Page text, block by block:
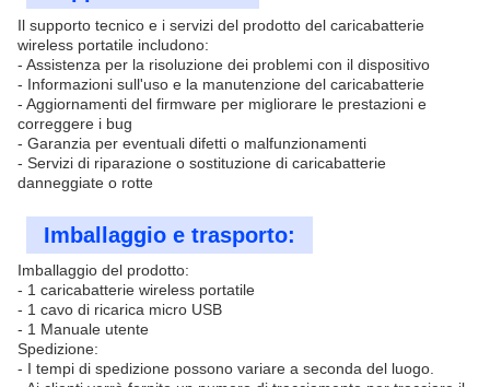
Il supporto tecnico e i servizi del prodotto del caricabatterie
wireless portatile includono:
- Assistenza per la risoluzione dei problemi con il dispositivo
- Informazioni sull'uso e la manutenzione del caricabatterie
- Aggiornamenti del firmware per migliorare le prestazioni e
correggere i bug
- Garanzia per eventuali difetti o malfunzionamenti
- Servizi di riparazione o sostituzione di caricabatterie
danneggiate o rotte
Imballaggio e trasporto:
Imballaggio del prodotto:
- 1 caricabatterie wireless portatile
- 1 cavo di ricarica micro USB
- 1 Manuale utente
Spedizione:
- I tempi di spedizione possono variare a seconda del luogo.